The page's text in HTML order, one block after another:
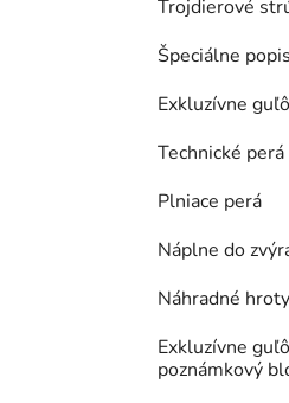
Trojdierové
Špeciálne
Exkluzívne
Technické perá
Plniace perá
Náplne do
Náhradné
Exkluzívne
poznámkový